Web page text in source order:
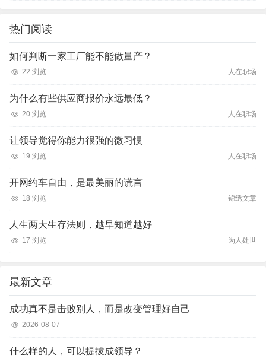
热门阅读
如何判断一家工厂能不能做量产？
22 浏览 人在职场
为什么有些供应商报价永远最低？
20 浏览 人在职场
让领导觉得你能力很强的微习惯
19 浏览 人在职场
开网约车自由，是最美丽的谎言
18 浏览 锦绣文章
人生两大生存法则，越早知道越好
17 浏览 为人处世
最新文章
成功真不是击败别人，而是改变管理好自己
2026-08-07
什么样的人，可以提拔成领导？